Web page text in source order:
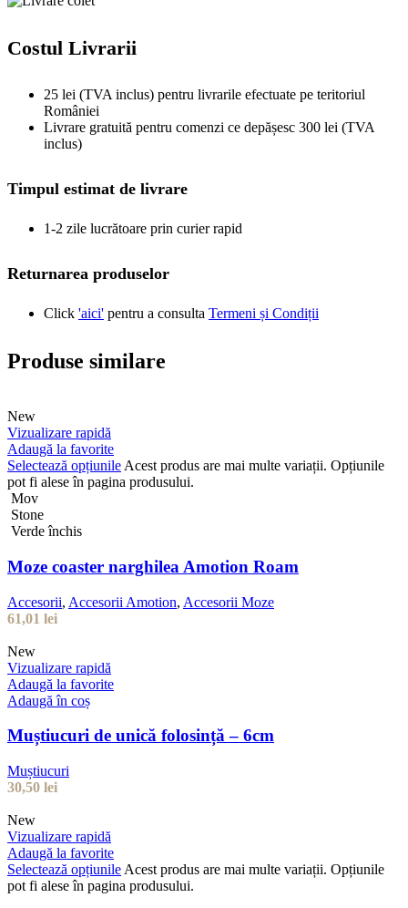
Costul Livrarii
25 lei (TVA inclus) pentru livrarile efectuate pe teritoriul
României
Livrare gratuită pentru comenzi ce depășesc 300 lei (TVA
inclus)
Timpul estimat de livrare
1-2 zile lucrătoare prin curier rapid
Returnarea produselor
Click 'aici' pentru a consulta Termeni și Condiții
Produse similare
New
Vizualizare rapidă
Adaugă la favorite
Selectează opțiunile Acest produs are mai multe variații. Opțiunile
pot fi alese în pagina produsului.
Mov
Stone
Verde închis
Moze coaster narghilea Amotion Roam
Accesorii, Accesorii Amotion, Accesorii Moze
61,01 lei
New
Vizualizare rapidă
Adaugă la favorite
Adaugă în coș
Muștiucuri de unică folosință – 6cm
Muștiucuri
30,50 lei
New
Vizualizare rapidă
Adaugă la favorite
Selectează opțiunile Acest produs are mai multe variații. Opțiunile
pot fi alese în pagina produsului.